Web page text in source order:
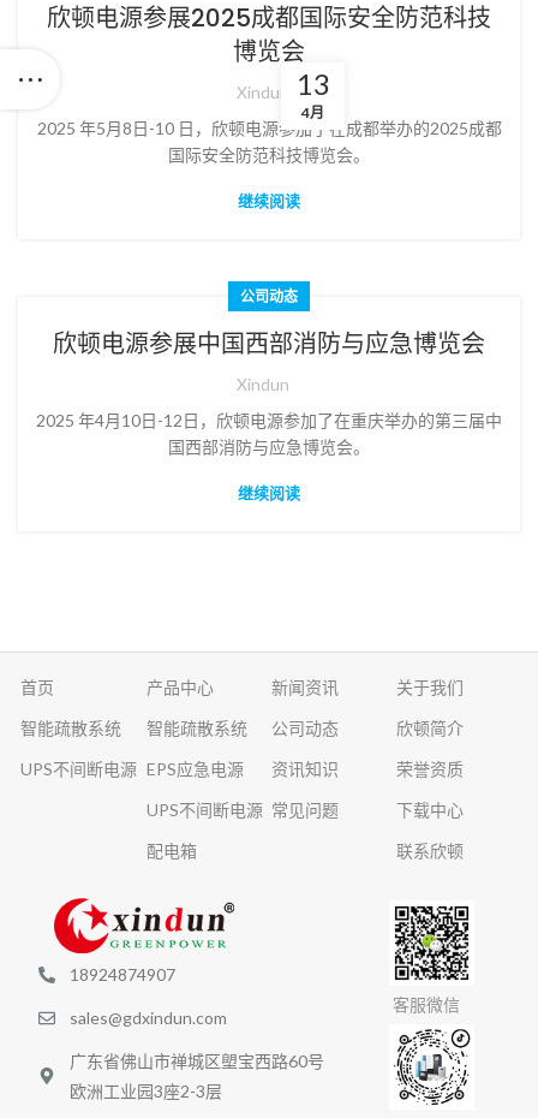
欣顿电源参展2025成都国际安全防范科技
博览会
Xindun
2025 年5月8日-10 日，欣顿电源参加了在成都举办的2025成都
国际安全防范科技博览会。
继续阅读
13
4月
公司动态
欣顿电源参展中国西部消防与应急博览会
Xindun
2025 年4月10日-12日，欣顿电源参加了在重庆举办的第三届中
国西部消防与应急博览会。
继续阅读
首页
智能疏散系统
UPS不间断电源
产品中心
智能疏散系统
EPS应急电源
UPS不间断电源
配电箱
新闻资讯
公司动态
资讯知识
常见问题
关于我们
欣顿简介
荣誉资质
下载中心
联系欣顿
18924874907
sales@gdxindun.com
广东省佛山市禅城区塱宝西路60号
欧洲工业园3座2-3层
客服微信